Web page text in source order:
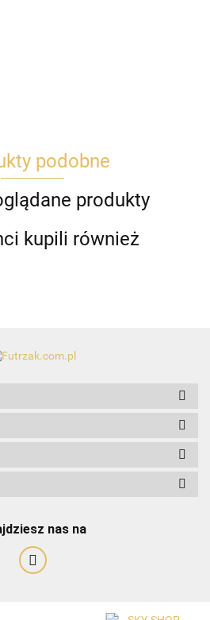
podobne
produkty
kupili również
nas na